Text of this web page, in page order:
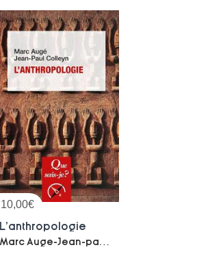
10,00€
L'anthropologie